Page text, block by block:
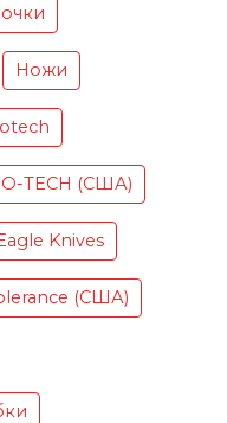
Ножи
TECH (США)
Knives
(США)